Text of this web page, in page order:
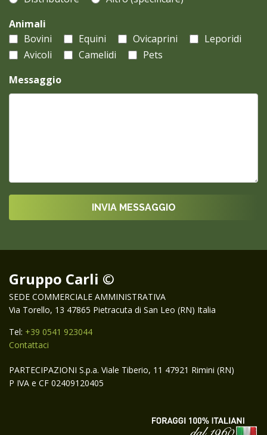
Animali
Bovini
Equini Ovicaprini
Leporidi
Avicoli
Camelidi
Pets
Messaggio
Gruppo Carli ©
SEDE COMMERCIALE AMMINISTRATIVA
Via Torello, 13 47865 Pietracuta di San Leo (RN) Italia
Tel: +39 0541 923044
Contattaci
PARTECIPAZIONI S.p.a. Viale Tiberio, 11 47921 Rimini (RN)
P IVA e CF 02409120405